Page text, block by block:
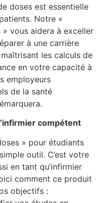
doses est essentielle
Notre «
vous aidera à exceller
à une carrière
les calculs de
en votre capacité à
employeurs
de la santé
compétent
» pour étudiants
outil. C’est votre
en tant qu’infirmier
comment ce produit
objectifs :